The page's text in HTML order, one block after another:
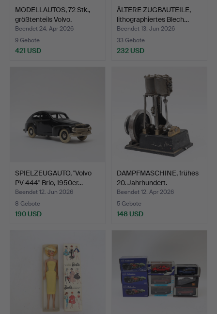
MODELLAUTOS, 72 Stk.,
größtenteils Volvo.
Beendet 24. Apr 2026
9 Gebote
421 USD
ÄLTERE ZUGBAUTEILE,
lithographiertes Blech…
Beendet 13. Jun 2026
33 Gebote
232 USD
SPIELZEUGAUTO, "Volvo
PV 444" Brio, 1950er…
Beendet 12. Jun 2026
8 Gebote
190 USD
DAMPFMASCHINE, frühes
20. Jahrhundert.
Beendet 12. Apr 2026
5 Gebote
148 USD